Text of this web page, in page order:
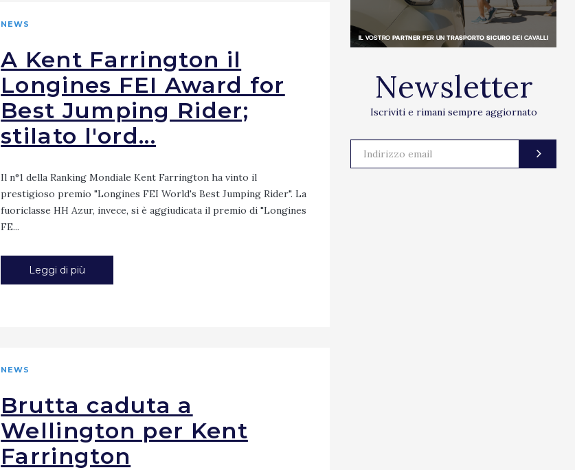
NEWS
A Kent Farrington il
Longines FEI Award for
Best Jumping Rider;
stilato l'ord...
Il n°1 della Ranking Mondiale Kent Farrington ha vinto il
prestigioso premio "Longines FEI World's Best Jumping Rider". La
fuoriclasse HH Azur, invece, si è aggiudicata il premio di "Longines
FE...
Leggi di più
NEWS
Brutta caduta a
Wellington per Kent
Farrington
Newsletter
Iscriviti e rimani sempre aggiornato